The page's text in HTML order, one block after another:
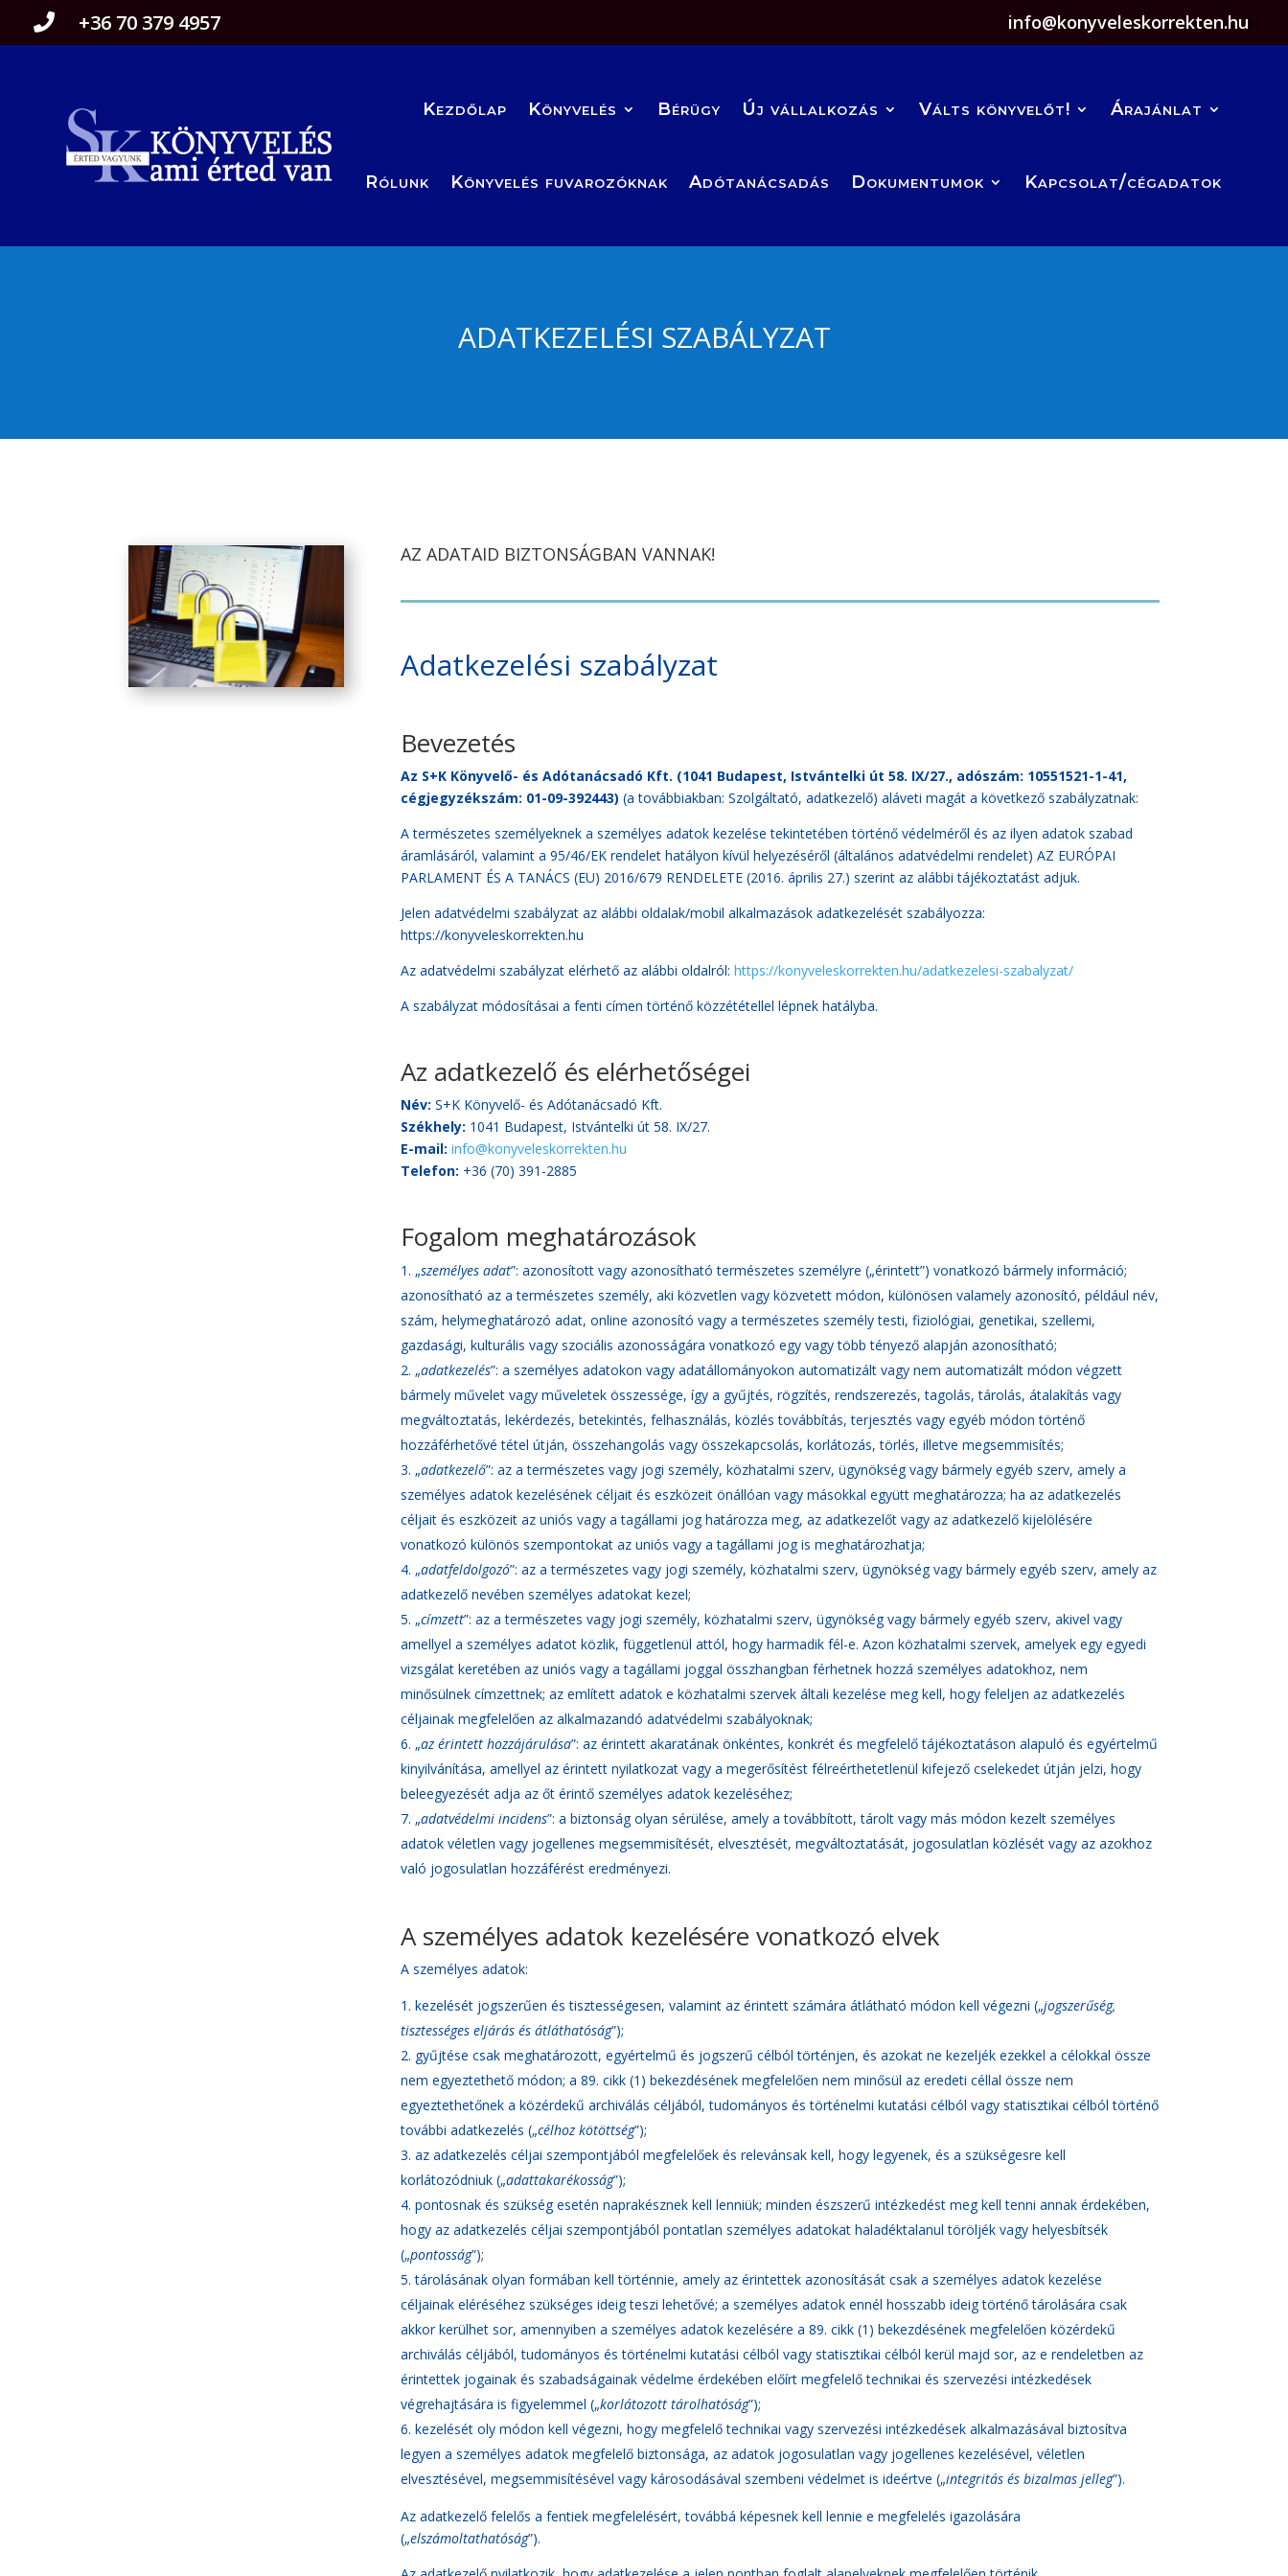
 +36 70 379 4957 info@konyveleskorrekten.hu
Kezdőlap Könyvelés Bérügy Új vállalkozás Válts könyvelőt! Árajánlat
Rólunk Könyvelés fuvarozóknak Adótanácsadás Dokumentumok Kapcsolat/cégadatok
ADATKEZELÉSI SZABÁLYZAT
AZ ADATAID BIZTONSÁGBAN VANNAK!
Adatkezelési szabályzat
Bevezetés
Az S+K Könyvelő- és Adótanácsadó Kft. (1041 Budapest, Istvántelki út 58. IX/27., adószám: 10551521-1-41,
cégjegyzékszám: 01-09-392443) (a továbbiakban: Szolgáltató, adatkezelő) aláveti magát a következő szabályzatnak:
A természetes személyeknek a személyes adatok kezelése tekintetében történő védelméről és az ilyen adatok szabad
áramlásáról, valamint a 95/46/EK rendelet hatályon kívül helyezéséről (általános adatvédelmi rendelet) AZ EURÓPAI
PARLAMENT ÉS A TANÁCS (EU) 2016/679 RENDELETE (2016. április 27.) szerint az alábbi tájékoztatást adjuk.
Jelen adatvédelmi szabályzat az alábbi oldalak/mobil alkalmazások adatkezelését szabályozza:
https://konyveleskorrekten.hu
Az adatvédelmi szabályzat elérhető az alábbi oldalról: https://konyveleskorrekten.hu/adatkezelesi-szabalyzat/
A szabályzat módosításai a fenti címen történő közzététellel lépnek hatályba.
Az adatkezelő és elérhetőségei
Név: S+K Könyvelő- és Adótanácsadó Kft.
Székhely: 1041 Budapest, Istvántelki út 58. IX/27.
E-mail: info@konyveleskorrekten.hu
Telefon: +36 (70) 391-2885
Fogalom meghatározások
„személyes adat”: azonosított vagy azonosítható természetes személyre („érintett”) vonatkozó bármely információ;
azonosítható az a természetes személy, aki közvetlen vagy közvetett módon, különösen valamely azonosító, például név,
szám, helymeghatározó adat, online azonosító vagy a természetes személy testi, fiziológiai, genetikai, szellemi,
gazdasági, kulturális vagy szociális azonosságára vonatkozó egy vagy több tényező alapján azonosítható;
„adatkezelés”: a személyes adatokon vagy adatállományokon automatizált vagy nem automatizált módon végzett
bármely művelet vagy műveletek összessége, így a gyűjtés, rögzítés, rendszerezés, tagolás, tárolás, átalakítás vagy
megváltoztatás, lekérdezés, betekintés, felhasználás, közlés továbbítás, terjesztés vagy egyéb módon történő
hozzáférhetővé tétel útján, összehangolás vagy összekapcsolás, korlátozás, törlés, illetve megsemmisítés;
„adatkezelő”: az a természetes vagy jogi személy, közhatalmi szerv, ügynökség vagy bármely egyéb szerv, amely a
személyes adatok kezelésének céljait és eszközeit önállóan vagy másokkal együtt meghatározza; ha az adatkezelés
céljait és eszközeit az uniós vagy a tagállami jog határozza meg, az adatkezelőt vagy az adatkezelő kijelölésére
vonatkozó különös szempontokat az uniós vagy a tagállami jog is meghatározhatja;
„adatfeldolgozó”: az a természetes vagy jogi személy, közhatalmi szerv, ügynökség vagy bármely egyéb szerv, amely az
adatkezelő nevében személyes adatokat kezel;
„címzett”: az a természetes vagy jogi személy, közhatalmi szerv, ügynökség vagy bármely egyéb szerv, akivel vagy
amellyel a személyes adatot közlik, függetlenül attól, hogy harmadik fél-e. Azon közhatalmi szervek, amelyek egy egyedi
vizsgálat keretében az uniós vagy a tagállami joggal összhangban férhetnek hozzá személyes adatokhoz, nem
minősülnek címzettnek; az említett adatok e közhatalmi szervek általi kezelése meg kell, hogy feleljen az adatkezelés
céljainak megfelelően az alkalmazandó adatvédelmi szabályoknak;
„az érintett hozzájárulása”: az érintett akaratának önkéntes, konkrét és megfelelő tájékoztatáson alapuló és egyértelmű
kinyilvánítása, amellyel az érintett nyilatkozat vagy a megerősítést félreérthetetlenül kifejező cselekedet útján jelzi, hogy
beleegyezését adja az őt érintő személyes adatok kezeléséhez;
„adatvédelmi incidens”: a biztonság olyan sérülése, amely a továbbított, tárolt vagy más módon kezelt személyes
adatok véletlen vagy jogellenes megsemmisítését, elvesztését, megváltoztatását, jogosulatlan közlését vagy az azokhoz
való jogosulatlan hozzáférést eredményezi.
A személyes adatok kezelésére vonatkozó elvek
A személyes adatok:
kezelését jogszerűen és tisztességesen, valamint az érintett számára átlátható módon kell végezni („jogszerűség,
tisztességes eljárás és átláthatóság”);
gyűjtése csak meghatározott, egyértelmű és jogszerű célból történjen, és azokat ne kezeljék ezekkel a célokkal össze
nem egyeztethető módon; a 89. cikk (1) bekezdésének megfelelően nem minősül az eredeti céllal össze nem
egyeztethetőnek a közérdekű archiválás céljából, tudományos és történelmi kutatási célból vagy statisztikai célból történő
további adatkezelés („célhoz kötöttség”);
az adatkezelés céljai szempontjából megfelelőek és relevánsak kell, hogy legyenek, és a szükségesre kell
korlátozódniuk („adattakarékosság”);
pontosnak és szükség esetén naprakésznek kell lenniük; minden észszerű intézkedést meg kell tenni annak érdekében,
hogy az adatkezelés céljai szempontjából pontatlan személyes adatokat haladéktalanul töröljék vagy helyesbítsék
(„pontosság”);
tárolásának olyan formában kell történnie, amely az érintettek azonosítását csak a személyes adatok kezelése
céljainak eléréséhez szükséges ideig teszi lehetővé; a személyes adatok ennél hosszabb ideig történő tárolására csak
akkor kerülhet sor, amennyiben a személyes adatok kezelésére a 89. cikk (1) bekezdésének megfelelően közérdekű
archiválás céljából, tudományos és történelmi kutatási célból vagy statisztikai célból kerül majd sor, az e rendeletben az
érintettek jogainak és szabadságainak védelme érdekében előírt megfelelő technikai és szervezési intézkedések
végrehajtására is figyelemmel („korlátozott tárolhatóság”);
kezelését oly módon kell végezni, hogy megfelelő technikai vagy szervezési intézkedések alkalmazásával biztosítva
legyen a személyes adatok megfelelő biztonsága, az adatok jogosulatlan vagy jogellenes kezelésével, véletlen
elvesztésével, megsemmisítésével vagy károsodásával szembeni védelmet is ideértve („integritás és bizalmas jelleg”).
Az adatkezelő felelős a fentiek megfelelésért, továbbá képesnek kell lennie e megfelelés igazolására
(„elszámoltathatóság”).